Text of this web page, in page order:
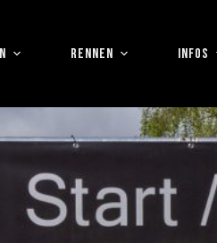
RENNEN INFOS